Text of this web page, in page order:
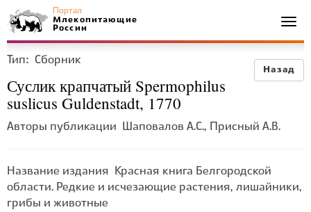
Портал
Млекопитающие
России
Назад
Тип: Сборник
Суслик крапчатый Spermophilus
suslicus Guldenstadt, 1770
Авторы публикации Шаповалов А.С., Присный А.В.
Название издания
Красная книга Белгородской
области. Редкие и исчезающие растения, лишайники,
грибы и животные